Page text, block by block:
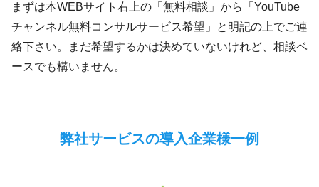
まずは本WEBサイト右上の「無料相談」から「YouTube
チャンネル無料コンサルサービス希望」と明記の上でご連
絡下さい。まだ希望するかは決めていないけれど、相談ベ
ースでも構いません。
弊社サービスの導入企業様一例